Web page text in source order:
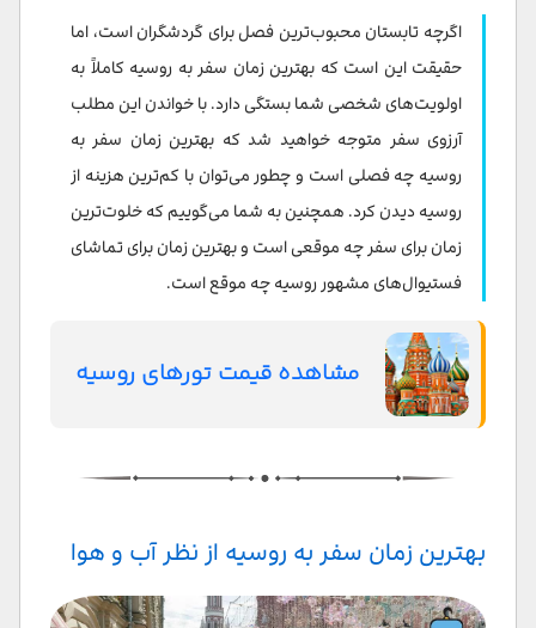
خلوت ترین زمان سفر به روسیه
بهترین زمان سفر به روسیه برای دیدن شب های سفید
بهترین زمان سفر به روسیه برای شرکت در جشن‌ها
مهم‌ترین جشن سال در روسیه است و در این زمان
کنسرت‌های خیابانی، بازارهای موقت و آتش‌بازی‌ در میدان
سرخ مسکو و کنار رودخانه نوا برگزار می‌شود.
بهترین زمان سفر به روسیه برای شکار شفق قطبی
بهترین زمان برای خرید در روسیه
اگرچه تابستان محبوب‌ترین فصل برای گردشگران است، اما
حقیقت این است که بهترین زمان سفر به روسیه کاملاً به
اولویت‌های شخصی شما بستگی دارد. با خواندن این مطلب
آرزوی سفر متوجه خواهید شد که بهترین زمان سفر به
روسیه چه فصلی است و چطور می‌توان با کم‌ترین هزینه از
روسیه دیدن کرد. همچنین به شما می‌گوییم که خلوت‌ترین
زمان برای سفر چه موقعی است و بهترین زمان برای تماشای
فستیوال‌های مشهور روسیه چه موقع است.
مشاهده قیمت تورهای روسیه
بهترین زمان سفر به روسیه از نظر آب و هوا